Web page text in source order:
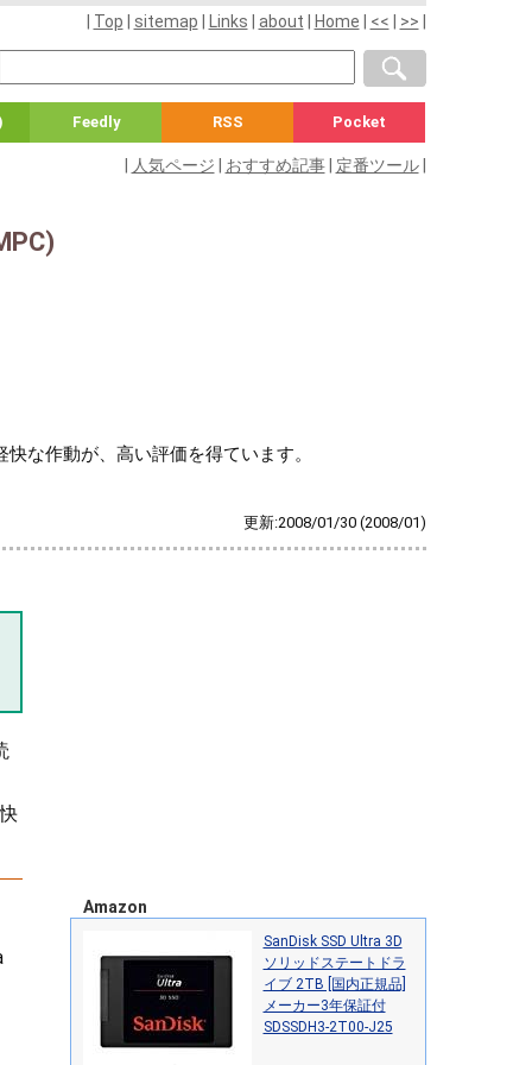
Top sitemap Links about Home << >>
Feedly RSS Pocket
人気ページ おすすめ記事| 定番ツール|
な作動が、高い評価を得ています。
更新:2008/01/30 (2008/01)
Amazon
SanDisk SSD Ultra 3D
ソリッドステートドラ
イブ 2TB [国内正規品]
メーカー3年保証付
SDSSDH3-2T00-J25